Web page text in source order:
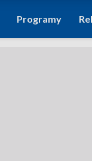
Programy